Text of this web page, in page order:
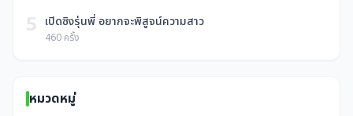
5 เปิดซิงรุ่นพี่ อยากจะพิสูจน์ความสาว
460 ครั้ง
หมวดหมู่